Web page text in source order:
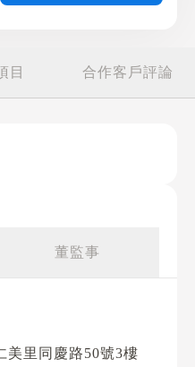
目 合作客戶評論
董監事
美里同慶路50號3樓